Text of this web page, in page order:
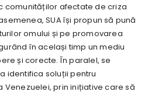
comunităților afectate de criza
SUA își propun să pună
omului și pe promovarea
în același timp un mediu
și corecte. În paralel, se
identifica soluții pentru
prin inițiative care să